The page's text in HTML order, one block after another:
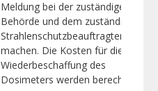
Meldung bei der zuständigen
Behörde und dem zuständigen
Strahlenschutzbeauftragten zu
machen. Die Kosten für die
Wiederbeschaffung des
Dosimeters werden berechnet.